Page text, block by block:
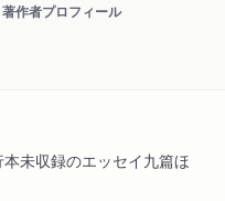
著作者プロフィール
未収録のエッセイ九篇ほ